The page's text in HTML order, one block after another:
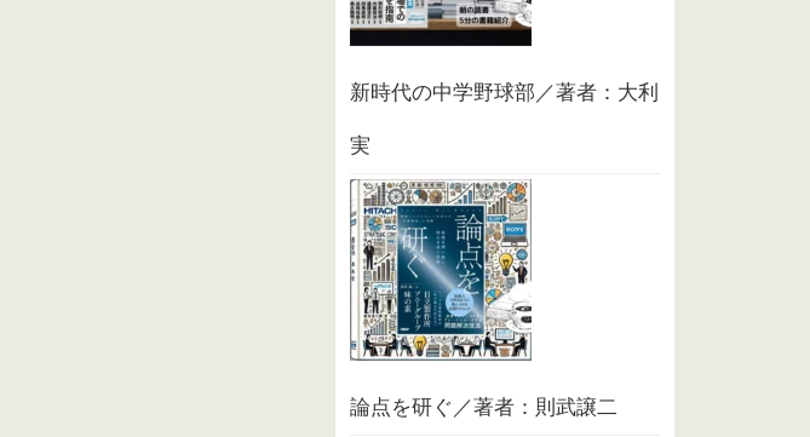
新時代の中学野球部／著者：大利
実
論点を研ぐ／著者：則武譲二